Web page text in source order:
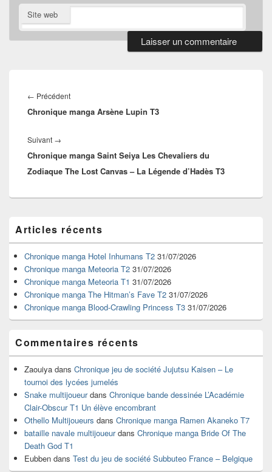
Site web
de
l’article
← PrécédentArticle
précédent :
Chronique manga Arsène Lupin T3
Suivant →
suivant :
Chronique manga Saint Seiya Les Chevaliers du
Zodiaque The Lost Canvas – La Légende d’Hadès T3
principale
de
widget
pour
barre
latérale
Articles récents
Chronique manga Hotel Inhumans T2 31/07/2026
Chronique manga Meteoria T2 31/07/2026
Chronique manga Meteoria T1 31/07/2026
Chronique manga The Hitman’s Fave T2 31/07/2026
Chronique manga Blood-Crawling Princess T3 31/07/2026
Commentaires récents
Zaouiya dans Chronique jeu de société Jujutsu Kaisen – Le
tournoi des lycées jumelés
Snake multijoueurdans Chronique bande dessinée L’Académie
Clair-Obscur T1 Un élève encombrant
Othello Multijoueurs dans Chronique manga Ramen Akaneko T7
bataille navale multijoueurdans Chronique manga Bride Of The
Death God T1
Eubben dans Test du jeu de société Subbuteo France – Belgique